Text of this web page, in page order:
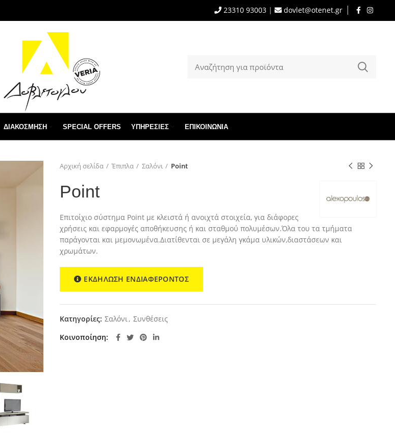
23310 93003 | dovlet@otenet.gr
ΔΙΑΚΌΣΜΗΣΗ SPECIAL OFFERS ΥΠΗΡΕΣΙΕΣ ΕΠΙΚΟΙΝΩΝΊΑ
Αρχική σελίδα Έπιπλα Σαλόνι Point
Point
Επιτοίχιο σύστημα Point με κλειστά ή ανοιχτά στοιχεία, για διάφορες
χρήσεις και εφαρμογές αποθήκευσης ή και σταθμού πολυμέσων.Όλα του τα τμήματα
παράγονται και μεμονωμένα.Διατίθενται σε μεγάλη γκάμα υλικών,διαστάσεων και
χρωμάτων.
ΕΚΔΗΛΩΣΗ ΕΝΔΙΑΦΕΡΟΝΤΟΣ
Κατηγορίες: Σαλόνι, Συνθέσεις
Κοινοποίηση